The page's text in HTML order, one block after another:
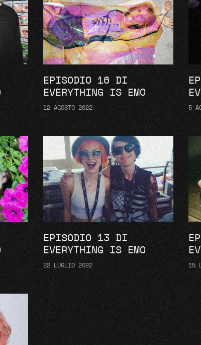
EPISODIO 16 DI
EVERYTHING IS EMO
12 AGOSTO 2022 5
EPISODIO 13 DI
EVERYTHING IS EMO
22 LUGLIO 2022 15